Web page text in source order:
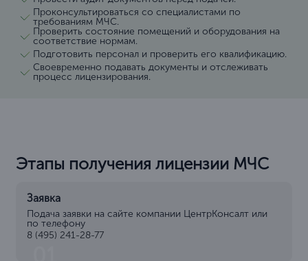
Проконсультироваться со специалистами по
требованиям МЧС.
Проверить состояние помещений и оборудования на
соответствие нормам.
Подготовить персонал и проверить его квалификацию.
Своевременно подавать документы и отслеживать
процесс лицензирования.
Этапы получения лицензии МЧС
Заявка
Подача заявки на сайте компании ЦентрКонсалт или
по телефону
8 (495) 241-28-77